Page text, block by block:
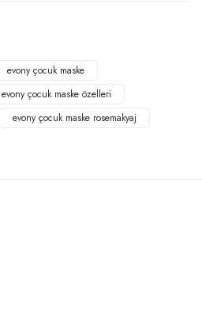
evony çocuk maske
evony çocuk maske özelleri
evony çocuk maske rosemakyaj